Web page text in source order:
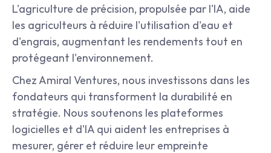
L'agriculture de précision, propulsée par l'IA, aide
les agriculteurs à réduire l'utilisation d'eau et
d'engrais, augmentant les rendements tout en
protégeant l'environnement.
Chez Amiral Ventures, nous investissons dans les
fondateurs qui transforment la durabilité en
stratégie. Nous soutenons les plateformes
logicielles et d'IA qui aident les entreprises à
mesurer, gérer et réduire leur empreinte